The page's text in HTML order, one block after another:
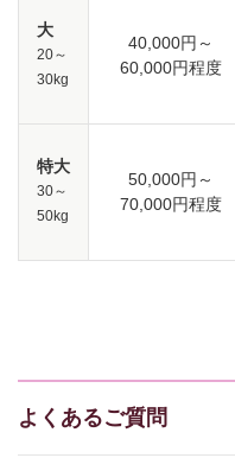
大
20～
30kg
40,000円～
60,000円程度
特大
30～
50kg
50,000円～
70,000円程度
よくあるご質問